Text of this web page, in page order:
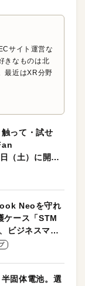
サイト運営な
きなものは北
最近はXR分野
って・試せ
（土）に開催
Neoを守れ
ケース「STM
ビジネスマン
固体電池。選